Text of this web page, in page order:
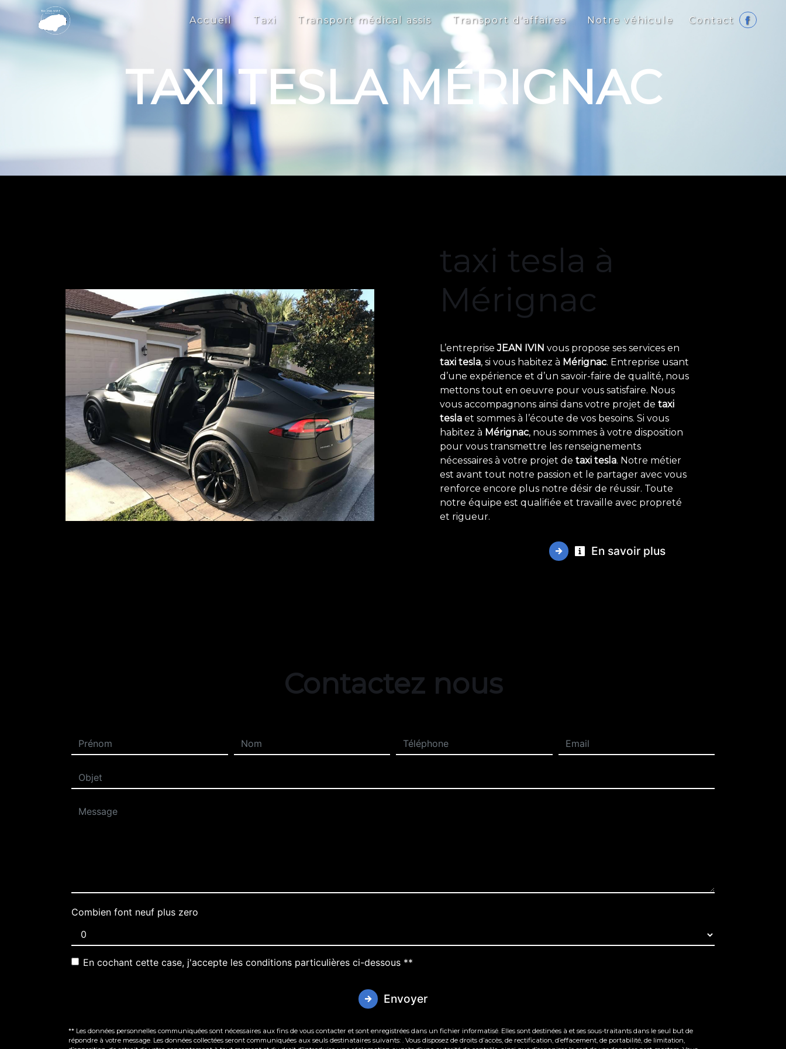
Accueil Taxi Transport médical assis Transport d'affaires Notre véhicule Contact
TAXI TESLA MÉRIGNAC
taxi tesla à
Mérignac
L’entrepriseJEAN IVIN vous propose ses services en
taxi tesla, si vous habitez à Mérignac. Entreprise usant
d’une expérience et d’un savoir-faire de qualité, nous
mettons tout en oeuvre pour vous satisfaire. Nous
vous accompagnons ainsi dans votre projet de taxi
tesla et sommes à l’écoute de vos besoins. Si vous
habitez à Mérignac, nous sommes à votre disposition
pour vous transmettre les renseignements
nécessaires à votre projet de taxi tesla. Notre métier
est avant tout notre passion et le partager avec vous
renforce encore plus notre désir de réussir. Toute
notre équipe est qualifiée et travaille avec propreté
et rigueur.
En savoir plus
Contactez nous
Combien font neuf plus zero
En cochant cette case, j'accepte les conditions particulières ci-dessous **
Envoyer
** Les données personnelles communiquées sont nécessaires aux fins de vous contacter et sont enregistrées dans un fichier informatisé. Elles sont destinées à et ses sous-traitants dans le seul but de
répondre à votre message. Les données collectées seront communiquées aux seuls destinataires suivants: . Vous disposez de droits d’accès, de rectification, d’effacement, de portabilité, de limitation,
Panneau de gestion des cookies